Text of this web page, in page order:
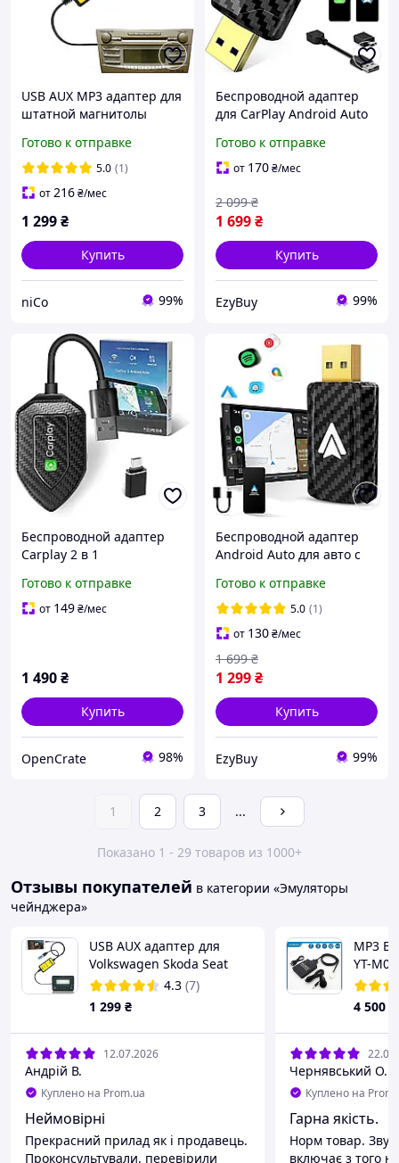
USB AUX MP3 адаптер для
штатной магнитолы
Corolla Yaris [эмулятор CD
чейнджера 6+6pin]
Готово к отправке
5.0 (1)
от216₴/мес
1 299₴
Купить
niCo 99%
Беспроводной адаптер
для CarPlay Android Auto
Карплей, WiFi Bluetooth
iOS 10+/Android 11+
Готово к отправке
от 170₴/мес
1 699₴
2 099 ₴
Купить
EzyBuy 99%
Беспроводной адаптер
Carplay 2 в 1
Android Auto,
Великобритания, 2024 г.
Готово к отправке
от 149₴/мес
1 490₴
Купить
OpenCrate 98%
Беспроводной адаптер
Android Auto для авто с
проводного Android Auto,
донгл преобразования
Готово к отправке
5.0 (1)
от 130₴/мес
1 299₴
1 699 ₴
Купить
EzyBuy 99%
1 2 3 ...
Показано 1 - 29 товаров из 1000+
Отзывы покупателей в категории «Эмуляторы
чейнджера»
USB AUX адаптер для
Volkswagen Skoda Seat
Audi [эмулятор CD
чейнджера 12pin]
4.3 (7)
1 299 ₴
12.07.2026
Андрій В.
Куплено на Prom.ua
Неймовірні
Прекрасний прилад як і продавець.
Проконсультували, перевірили
МР3
YT-
4 500
Чернявський О.
Куплено на
Гарна якість.
Норм товар.
включає з того